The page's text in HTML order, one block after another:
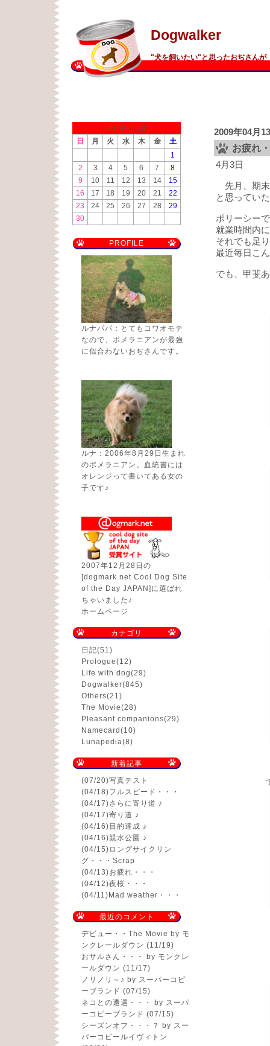
Dogwalker
"犬を飼いたい"と思ったおぢさ
2014年11月
日
月 火 水 木 金
土
1
2
3 4 5 6 7
8
9
10 11 12 13 14
15
16
17 18 19 20 21
22
23
24 25 26 27 28
29
30
PROFILE
ルナパパ：とてもコワオモテ
なので、ポメラニアンが最強
に似合わないおぢさんです。
ルナ：2006年8月29日生まれ
のポメラニアン。血統書には
オレンジって書いてある女の
子です♪
2007年12月28日の
[dogmark.net Cool Dog Site
of the Day JAPAN]に選ばれ
ちゃいました♪
ホームページ
カテゴリ
日記(51)
Prologue(12)
Life with dog(29)
Dogwalker(845)
Others(21)
The Movie(28)
Pleasant companions(29)
Namecard (10)
Lunapedia(8)
新着記事
(07/20)写真テスト
(04/18)フルスピード・・・
(04/17)さらに寄り道 ♪
(04/17)寄り道 ♪
(04/16) 目的達成 ♪
(04/16)親水公園 ♪
(04/15) ロングサイクリン
グ・・・Scrap
(04/13)お疲れ・・・
(04/12)夜桜・・・
(04/11) Mad weather・・・
最近のコメント
デビュー・・The Movie by モ
ンクレールダウン (11/19)
おサルさん・・・
by モンクレ
ールダウン (11/17)
ノリノリ～♪ by スーパーコピ
ーブランド (07/15)
ネコとの遭遇・・・
by スーパ
ーコピーブランド (07/15)
シーズンオフ・・・？
by スー
パーコピールイヴィトン
2009年04月
お疲れ
4月3日
先月、期末
と思ってい
ポリーシー
就業時間内
それでも足
最近毎日こ
でも、甲斐